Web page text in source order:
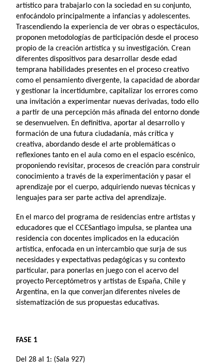
artístico para trabajarlo con la sociedad en su conjunto,
enfocándolo principalmente a infancias y adolescentes.
Trascendiendo la experiencia de ver obras o espectáculos,
proponen metodologías de participación desde el proceso
propio de la creación artística y su investigación. Crean
diferentes dispositivos para desarrollar desde edad
temprana habilidades presentes en el proceso creativo
como el pensamiento divergente, la capacidad de abordar
y gestionar la incertidumbre, capitalizar los errores como
una invitación a experimentar nuevas derivadas, todo ello
a partir de una percepción más afinada del entorno donde
se desenvuelven. En definitiva, aportar al desarrollo y
formación de una futura ciudadanía, más crítica y
creativa, abordando desde el arte problemáticas o
reflexiones tanto en el aula como en el espacio escénico,
proponiendo revisitar, procesos de creación para construir
conocimiento a través de la experimentación y pasar el
aprendizaje por el cuerpo, adquiriendo nuevas técnicas y
lenguajes para ser parte activa del aprendizaje.
En el marco del programa de residencias entre artistas y
educadores que el CCESantiago impulsa, se plantea una
residencia con docentes implicados en la educación
artística, enfocada en un intercambio que surja de sus
necesidades y expectativas pedagógicas y su contexto
particular, para ponerlas en juego con el acervo del
proyecto Perceptómetros y artistas de España, Chile y
Argentina, en la que converjan diferentes niveles de
sistematización de sus propuestas educativas.
FASE 1
Del 28 al 1: (Sala 927)